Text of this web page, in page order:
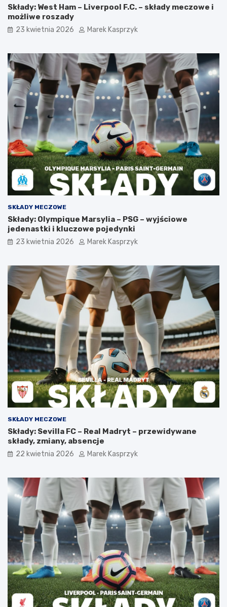
Składy: West Ham – Liverpool F.C. – składy meczowe i
możliwe roszady
23 kwietnia 2026 Marek Kasprzyk
SKŁADY MECZOWE
Składy: Olympique Marsylia – PSG – wyjściowe
jedenastki i kluczowe pojedynki
23 kwietnia 2026 Marek Kasprzyk
SKŁADY MECZOWE
Składy: Sevilla FC – Real Madryt – przewidywane
składy, zmiany, absencje
22 kwietnia 2026 Marek Kasprzyk